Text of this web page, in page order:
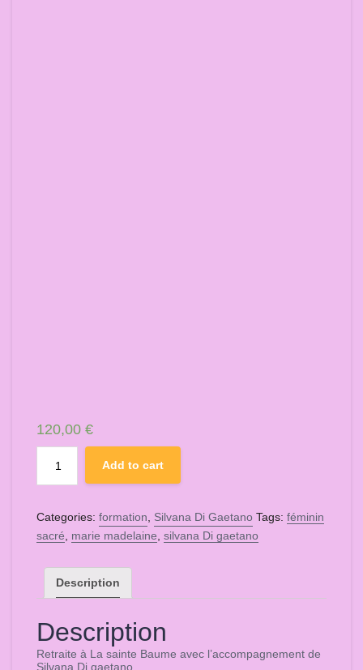
120,00 €
La
Baume
alchimie
mystères
de
Magdala
Add to cart
Categories: formation Silvana Di Gaetano Tags: féminin
sacré
marie madelaine silvana Di gaetano
Description
Description
Retraite à La sainte Baume avec l’accompagnement de
Silvana Di gaetano